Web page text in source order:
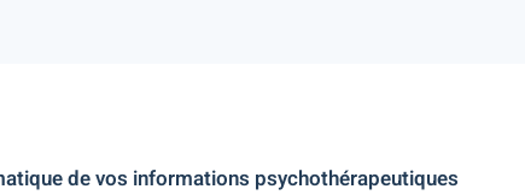
de vos informations psychothérapeutiques